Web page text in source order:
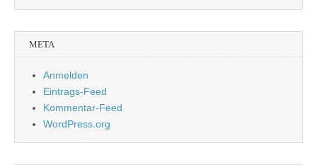
META
Anmelden
Eintrags-Feed
Kommentar-Feed
WordPress.org